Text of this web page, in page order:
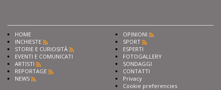
HOME
INCHIESTE
STORIE E CURIOSITÀ
EVENTI E COMUNICATI
ARTISTI
REPORTAGE
NEWS
OPINIONI
SPORT
ESPERTI
FOTOGALLERY
SONDAGGI
CONTATTI
Privacy
Cookie preferencies